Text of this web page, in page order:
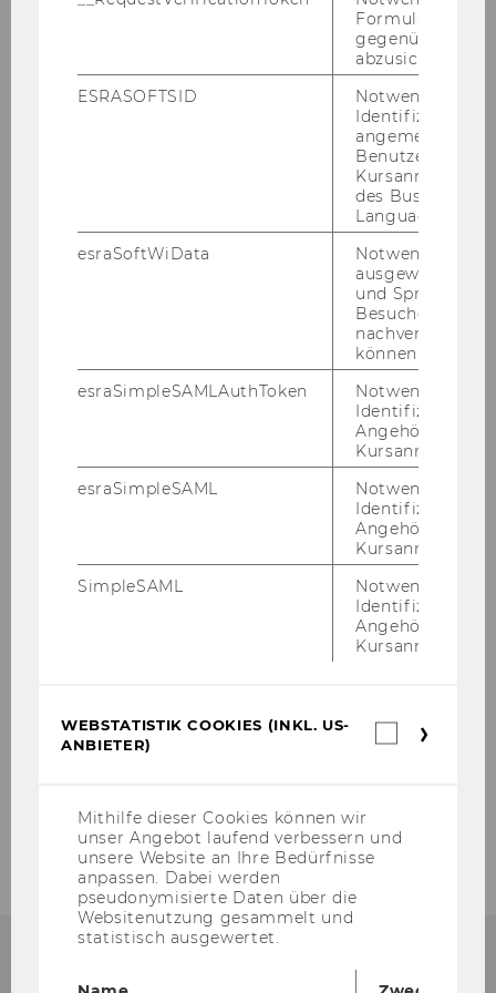
gegenüber
abzusichern.
ESRASOFTSID
Notwendig zur
Identifizierung
angemeldeten
Benutzers im
des Business
Language
esraSoftWiData
Notwendig um
ausgewählte
und
Besuchers
nachverfolgen
können.
esraSimpleSAMLAuthToken
Notwendig zur
Identifizierung
Angehörige/r für
Kursanmeldung.
esraSimpleSAML
Notwendig zur
Identifizierung
Angehörige/r für
Kursanmeldung.
SimpleSAML
Notwendig zur
Identifizierung
Angehörige/r für
Kursanmeldung.
WEBSTATISTIK COOKIES (INKL. US-
ANBIETER)
Mithilfe dieser Cookies können wir
unser Angebot laufend verbessern und
unsere Website an Ihre Bedürfnisse
anpassen. Dabei werden
pseudonymisierte Daten über die
Websitenutzung gesammelt und
statistisch ausgewertet.